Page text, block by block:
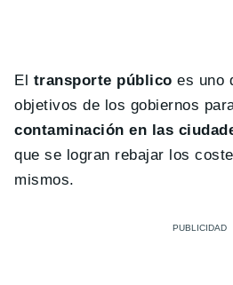
El transporte público es uno
objetivos de los gobiernos
contaminación en las
que se logran rebajar los
mismos.